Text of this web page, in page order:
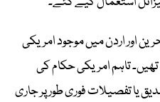
اور اردن میں موجود امریکی
تاہم امریکی حکام کی
یا تفصیلات فوری طور پر جاری